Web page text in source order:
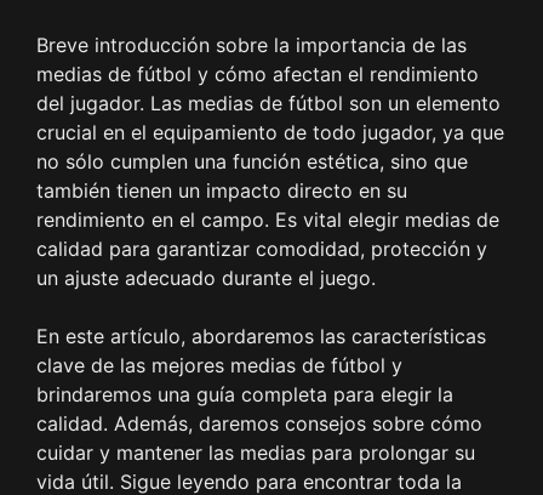
Breve introducción sobre la importancia de las
medias de fútbol y cómo afectan el rendimiento
del jugador. Las medias de fútbol son un elemento
crucial en el equipamiento de todo jugador, ya que
no sólo cumplen una función estética, sino que
también tienen un impacto directo en su
rendimiento en el campo. Es vital elegir medias de
calidad para garantizar comodidad, protección y
un ajuste adecuado durante el juego.
En este artículo, abordaremos las características
clave de las mejores medias de fútbol y
brindaremos una guía completa para elegir la
calidad. Además, daremos consejos sobre cómo
cuidar y mantener las medias para prolongar su
vida útil. Sigue leyendo para encontrar toda la